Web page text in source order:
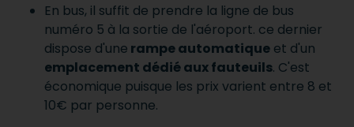
En bus, il suffit de prendre la ligne de bus
numéro 5 à la sortie de l'aéroport. ce dernier
dispose d'une rampe automatique et d'un
emplacement dédié aux fauteuils. C'est
économique puisque les prix varient entre 8 et
10€ par personne.